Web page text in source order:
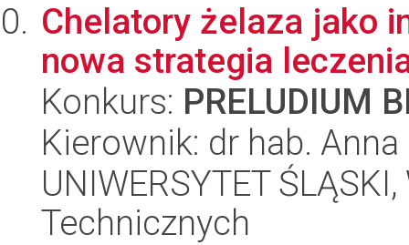
Chelatory żelaza jako
nowa strategia
Konkurs: PRELUDIUM
Kierownik: dr hab.
UNIWERSYTET
Technicznych